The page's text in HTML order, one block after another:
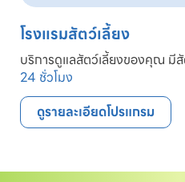
โรงแรมสัตว์เลี้ยง
บริการดูแลสัตว์เลี้ยงของคุณ มี
24 ชั่วโมง
ดูรายละเอียดโปรแกรม